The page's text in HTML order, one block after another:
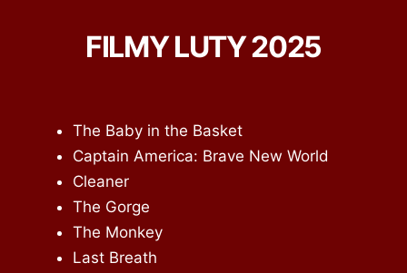
FILMY LUTY 2025
The Baby in the Basket
Captain America: Brave New World
Cleaner
The Gorge
The Monkey
Last Breath